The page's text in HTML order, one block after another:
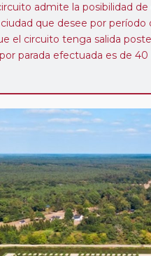
admite la posibilidad
que desee por
el circuito tenga salida
parada efectuada es de 40
en cualquier época del
de satisfacción en